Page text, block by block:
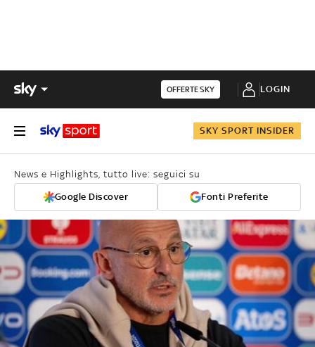
OFFERTE SKY LOGIN
SKY SPORT INSIDER
News e Highlights, tutto live: seguici su
Google Discover Fonti Preferite